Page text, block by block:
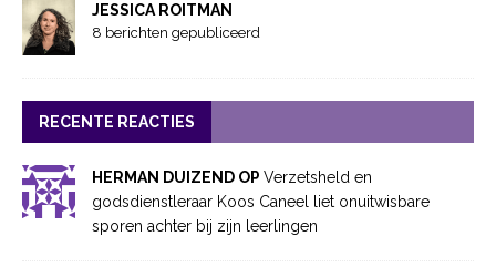
JESSICA ROITMAN
8 berichten gepubliceerd
RECENTE REACTIES
HERMAN DUIZEND OP Verzetsheld en
godsdienstleraar Koos Caneel liet onuitwisbare
sporen achter bij zijn leerlingen